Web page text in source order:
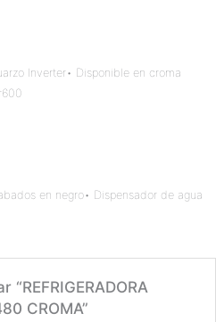
Inverter• Disponible en croma
en negro• Dispensador de agua
CROMA”